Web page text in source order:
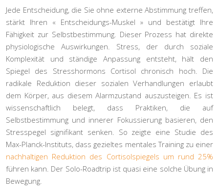
Jede Entscheidung, die Sie ohne externe Abstimmung treffen,
stärkt Ihren « Entscheidungs-Muskel » und bestätigt Ihre
Fähigkeit zur Selbstbestimmung. Dieser Prozess hat direkte
physiologische Auswirkungen. Stress, der durch soziale
Komplexität und ständige Anpassung entsteht, hält den
Spiegel des Stresshormons Cortisol chronisch hoch. Die
radikale Reduktion dieser sozialen Verhandlungen erlaubt
dem Körper, aus diesem Alarmzustand auszusteigen. Es ist
wissenschaftlich belegt, dass Praktiken, die auf
Selbstbestimmung und innerer Fokussierung basieren, den
Stresspegel signifikant senken. So zeigte eine Studie des
Max-Planck-Instituts, dass gezieltes mentales Training zu einer
nachhaltigen Reduktion des Cortisolspiegels um rund 25%
führen kann. Der Solo-Roadtrip ist quasi eine solche Übung in
Bewegung.